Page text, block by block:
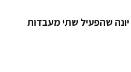
שהפעיל שתי מעבדות